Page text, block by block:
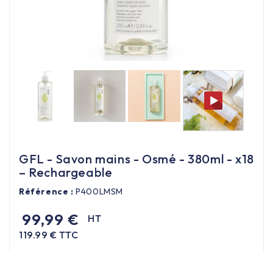
Les nouveaux produits
Contactez-nous
GFL - Savon mains - Osmé - 380ml - x18
– Rechargeable
Référence : P400LMSM
99,99 €
HT
119.99 € TTC